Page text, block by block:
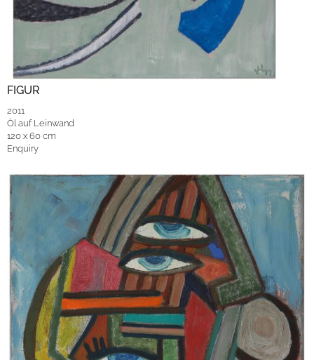
FIGUR
2011
Öl auf Leinwand
120 x 60 cm
Enquiry